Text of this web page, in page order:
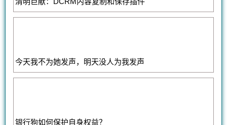
今天我不为她发声，明天没人为我发声
银行狗如何保护自身权益？